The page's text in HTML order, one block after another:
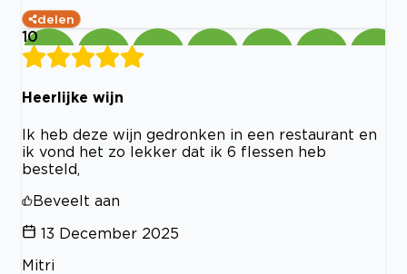
delen
10
Heerlijke wijn
Ik heb deze wijn gedronken in een restaurant en
ik vond het zo lekker dat ik 6 flessen heb
besteld,
Beveelt aan
13 December 2025
Mitri